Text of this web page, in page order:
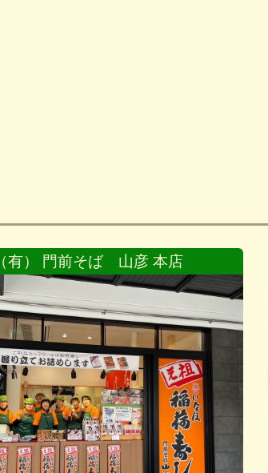
（有） 門前そば 山彦 本店